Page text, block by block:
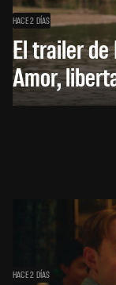
HACE 2 DÍAS
El trailer
Amor,
HACE 2 DÍAS